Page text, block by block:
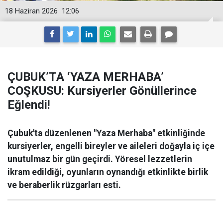
12:06
18 Haziran 2026
ÇUBUK’TA ‘YAZA MERHABA’
COŞKUSU: Kursiyerler Gönüllerince
Eğlendi!
Çubuk'ta düzenlenen "Yaza Merhaba" etkinliğinde
kursiyerler, engelli bireyler ve aileleri doğayla iç içe
unutulmaz bir gün geçirdi. Yöresel lezzetlerin
ikram edildiği, oyunların oynandığı etkinlikte birlik
ve beraberlik rüzgarları esti.